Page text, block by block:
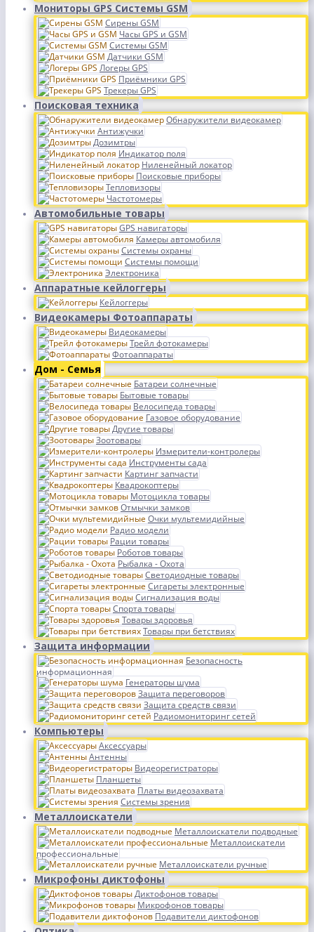
Мониторы GPS Системы GSM
Сирены GSM
Часы GPS и GSM
Системы GSM
Датчики GSM
Логеры GPS
Приёмники GPS
Трекеры GPS
Поисковая техника
Обнаружители видеокамер
Антижучки
Дозимтры
Индикатор поля
Ниленейный локатор
Поисковые приборы
Тепловизоры
Частотомеры
Автомобильные товары
GPS навигаторы
Камеры автомобиля
Системы охраны
Системы помощи
Электроника
Аппаратные кейлоггеры
Кейлоггеры
Видеокамеры Фотоаппараты
Видеокамеры
Трейл фотокамеры
Фотоаппараты
Дом - Семья
Батареи солнечные
Бытовые товары
Велосипеда товары
Газовое оборудование
Другие товары
Зоотовары
Измерители-контролеры
Инструменты сада
Картинг запчасти
Квадрокоптеры
Мотоцикла товары
Отмычки замков
Очки мультемидийные
Радио модели
Рации товары
Роботов товары
Рыбалка - Охота
Светодиодные товары
Сигареты электронные
Сигнализация воды
Спорта товары
Товары здоровья
Товары при бетствиях
Защита информации
Безопасность
информационная
Генераторы шума
Защита переговоров
Защита средств связи
Радиомониторинг сетей
Компьютеры
Аксессуары
Антенны
Видеорегистраторы
Планшеты
Платы видеозахвата
Системы зрения
Металлоискатели
Металлоискатели подводные
Металлоискатели
профессиональные
Металлоискатели ручные
Микрофоны диктофоны
Диктофонов товары
Микрофонов товары
Подавители диктофонов